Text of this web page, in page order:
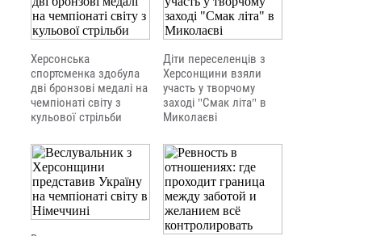
Херсонська
спортсменка здобула
дві бронзові медалі на
чемпіонаті світу з
кульової стрільби
Діти переселенців з
Херсонщини взяли
участь у творчому
заході "Смак літа" в
Миколаєві